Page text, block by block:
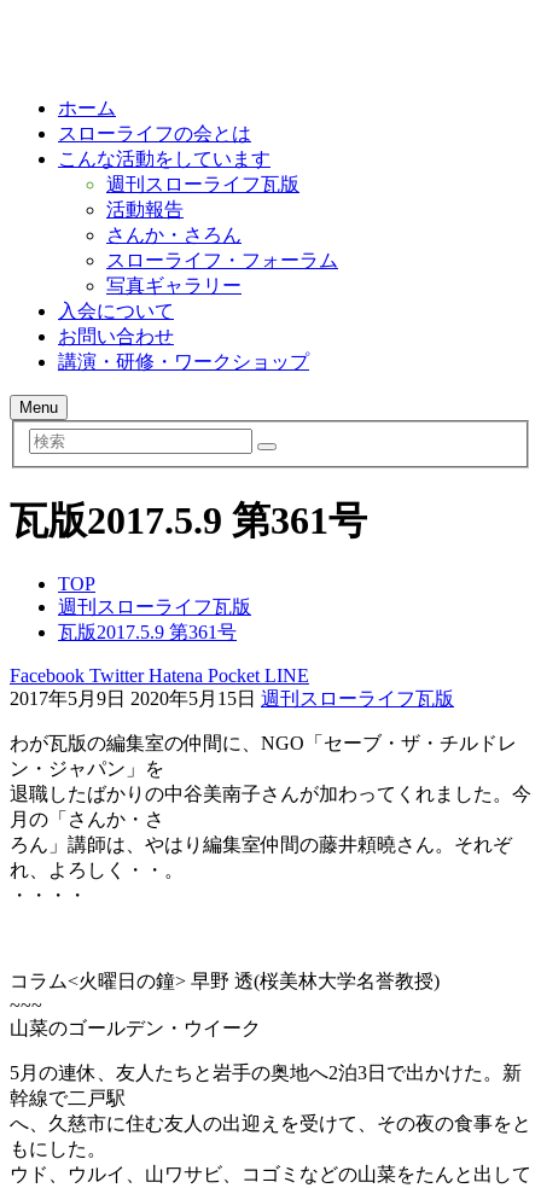
ホーム
スローライフの会とは
こんな活動をしています
週刊スローライフ瓦版
活動報告
さんか・さろん
スローライフ・フォーラム
写真ギャラリー
入会について
お問い合わせ
講演・研修・ワークショップ
Menu
検
索
瓦版2017.5.9 第361号
TOP
週刊スローライフ瓦版
瓦版2017.5.9 第361号
Facebook TwitterHatena Pocket LINE
2017年5月9日 2020年5月15日 週刊スローライフ瓦版
わが瓦版の編集室の仲間に、NGO「セーブ・ザ・チルドレ
ン・ジャパン」を
退職したばかりの中谷美南子さんが加わってくれました。今
月の「さんか・さ
ろん」講師は、やはり編集室仲間の藤井頼曉さん。それぞ
れ、よろしく・・。
・・・・
コラム<火曜日の鐘> 早野 透(桜美林大学名誉教授)
~~~
山菜のゴールデン・ウイーク
5月の連休、友人たちと岩手の奥地へ2泊3日で出かけた。新
幹線で二戸駅
へ、久慈市に住む友人の出迎えを受けて、その夜の食事をと
もにした。
ウド、ウルイ、山ワサビ、コゴミなどの山菜をたんと出して